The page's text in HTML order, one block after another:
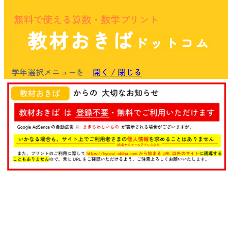
無料で使える算数・数学プリント
教材おきば ドットコム
学年選択メニューを 開く / 閉じる